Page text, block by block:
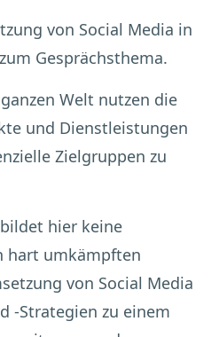
von Social Media in
Gesprächsthema.
Welt nutzen die
und Dienstleistungen
Zielgruppen zu
hier keine
hart umkämpften
von Social Media
-Strategien zu einem